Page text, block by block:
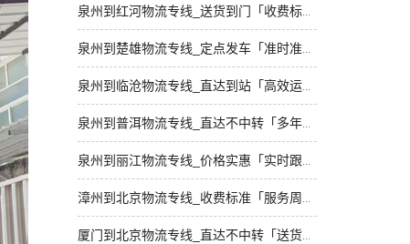
泉州到红河物流专线_送货到门「收费标准」
泉州到楚雄物流专线_定点发车「准时准点」
泉州到临沧物流专线_直达到站「高效运输」
泉州到普洱物流专线_直达不中转「多年经验」
泉州到丽江物流专线_价格实惠「实时跟踪 」
漳州到北京物流专线_收费标准「服务周到」
厦门到北京物流专线_直达不中转「送货到门」